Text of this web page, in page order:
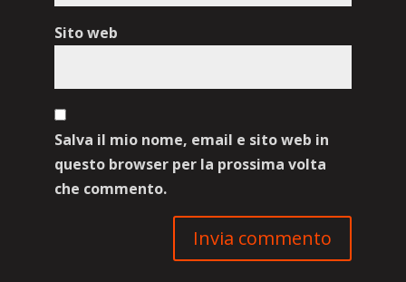
Sito web
Salva il mio nome, email e sito web in
questo browser per la prossima volta
che commento.